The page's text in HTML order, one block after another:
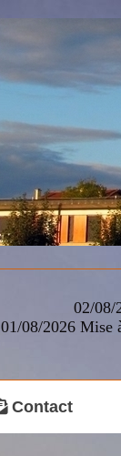
02/08/
01/08/2026 Mise
Contact